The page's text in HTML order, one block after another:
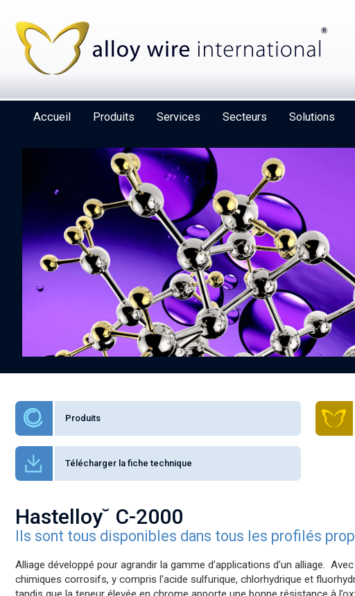
Accueil Produits Services Secteurs Solutions
Produits
Télécharger la fiche technique
Hastelloy˘ C-2000
Ils sont tous disponibles dans tous les profilés
Alliage développé pour agrandir la gamme d’applications d’un alliage.
chimiques corrosifs, y compris l’acide sulfurique, chlorhydrique et